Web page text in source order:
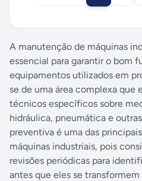
A manutenção de máquinas
essencial para garantir o bom
equipamentos utilizados em
se de uma área complexa que
técnicos específicos sobre
hidráulica, pneumática e
preventiva é uma das
máquinas industriais, pois
revisões periódicas para
antes que eles se transformem